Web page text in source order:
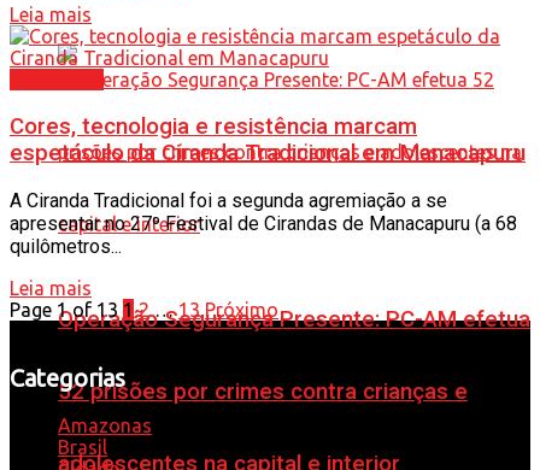
Operação Segurança Presente: PC-AM efetua
52 prisões por crimes contra crianças e
adolescentes na capital e interior
Leia mais
Cores, tecnologia e resistência marcam
espetáculo da Ciranda Tradicional em Manacapuru
A Ciranda Tradicional foi a segunda agremiação a se
apresentar no 27º Festival de Cirandas de Manacapuru (a 68
quilômetros...
Leia mais
Page 1 of 13 1 2 … 13 Próximo
Categorias
Amazonas
Brasil